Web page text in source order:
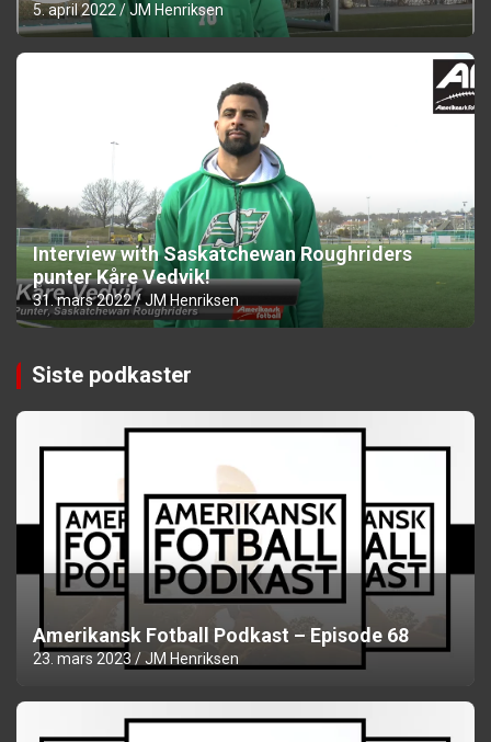
5. april 2022 JM Henriksen
Interview with Saskatchewan Roughriders
punter Kåre Vedvik!
31. mars 2022 JM Henriksen
Siste podkaster
Amerikansk Fotball Podkast – Episode 68
23. mars 2023 JM Henriksen